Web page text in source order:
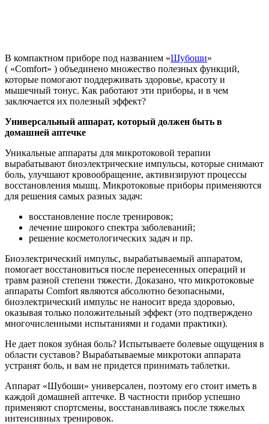
В компактном приборе под названием «Шубоши»
( «Comfort» ) объединено множество полезных функций,
которые помогают поддерживать здоровье, красоту и
мышечный тонус. Как работают эти приборы, и в чем
заключается их полезный эффект?
Универсальный аппарат, который должен быть в
домашней аптечке
Уникальные аппараты для микротоковой терапии
вырабатывают биоэлектрические импульсы, которые снимают
боль, улучшают кровообращение, активизируют процессы
восстановления мышц. Микротоковые приборы применяются
для решения самых разных задач:
восстановление после тренировок;
лечение широкого спектра заболеваний;
решение косметологических задач и пр.
Биоэлектрический импульс, вырабатываемый аппаратом,
помогает восстановиться после перенесенных операций и
травм разной степени тяжести. Доказано, что микротоковые
аппараты Comfort являются абсолютно безопасными,
биоэлектрический импульс не наносит вреда здоровью,
оказывая только положительный эффект (это подтверждено
многочисленными испытаниями и годами практики).
Не дает покоя зубная боль? Испытываете болевые ощущения в
области суставов? Вырабатываемые микротоки аппарата
устранят боль, и вам не придется принимать таблетки.
Аппарат «Шубоши» универсален, поэтому его стоит иметь в
каждой домашней аптечке. В частности прибор успешно
применяют спортсмены, восстанавливаясь после тяжелых
интенсивных тренировок.